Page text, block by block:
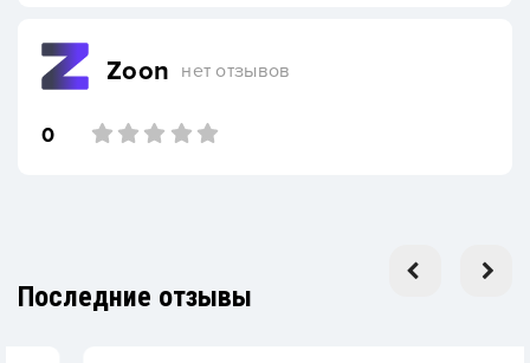
Zoon нет отзывов
0
Последние отзывы